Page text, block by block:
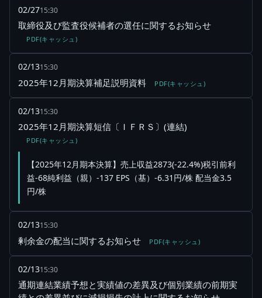
02/2715:30
取締役及び監査役候補者の選任に関するお知らせ
PDF(キャッシュ)
02/1315:30
2025年12月期決算補足説明資料 PDF(キャッシュ)
02/1315:30
2025年12月期決算短信〔ＩＦＲＳ〕(連結)
PDF(キャッシュ)
【2025年12月期本決算】売上収益2873(-22.4%)税引前利
益-68純利益（親）-137 EPS（基）-6.31円/株 配当金3.5
円/株
02/1315:30
剰余金の配当に関するお知らせ PDF(キャッシュ)
02/1315:30
通期連結業績予想と実績値の差異及び個別業績の前期実